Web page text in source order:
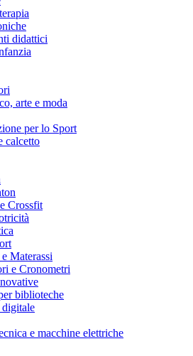
didattici
arte e moda
per lo Sport
calcetto
Crossfit
Materassi
e Cronometri
biblioteche
digitale
e macchine elettriche